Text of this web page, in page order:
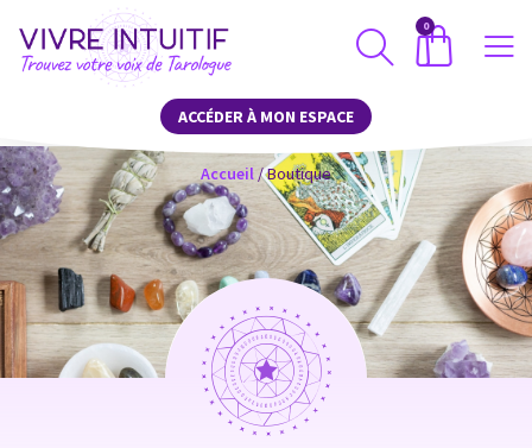
0
ACCÉDER À MON ESPACE
Accueil/ Boutique